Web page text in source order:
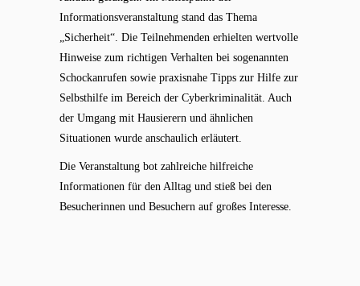
Informationsveranstaltung stand das Thema
„Sicherheit“. Die Teilnehmenden erhielten wertvolle
Hinweise zum richtigen Verhalten bei sogenannten
Schockanrufen sowie praxisnahe Tipps zur Hilfe zur
Selbsthilfe im Bereich der Cyberkriminalität. Auch
der Umgang mit Hausierern und ähnlichen
Situationen wurde anschaulich erläutert.
Die Veranstaltung bot zahlreiche hilfreiche
Informationen für den Alltag und stieß bei den
Besucherinnen und Besuchern auf großes Interesse.